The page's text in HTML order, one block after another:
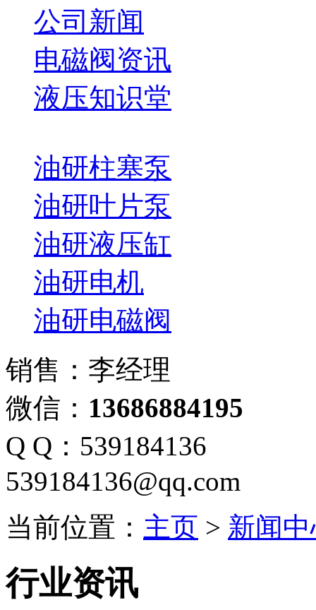
公司新闻
电磁阀资讯
液压知识堂
油研柱塞泵
油研叶片泵
油研液压缸
油研电机
油研电磁阀
销售：李经理
微信： 13686884195
Q Q：539184136
539184136@qq.com
当前位置： 主页 > 新闻
行业资讯